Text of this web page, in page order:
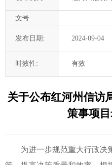
文号:
发布日期: 2024-09-04
时效性: 有效
关于公布红河州信访
策事项
为进一步规范重大行政决